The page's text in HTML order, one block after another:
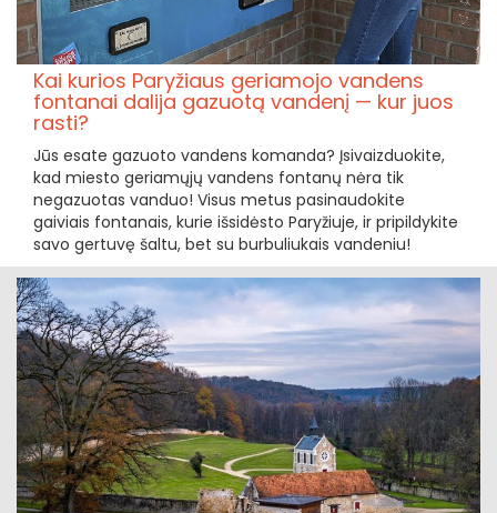
Kai kurios Paryžiaus geriamojo vandens
fontanai dalija gazuotą vandenį — kur juos
rasti?
Jūs esate gazuoto vandens komanda? Įsivaizduokite,
kad miesto geriamųjų vandens fontanų nėra tik
negazuotas vanduo! Visus metus pasinaudokite
gaiviais fontanais, kurie išsidėsto Paryžiuje, ir pripildykite
savo gertuvę šaltu, bet su burbuliukais vandeniu!